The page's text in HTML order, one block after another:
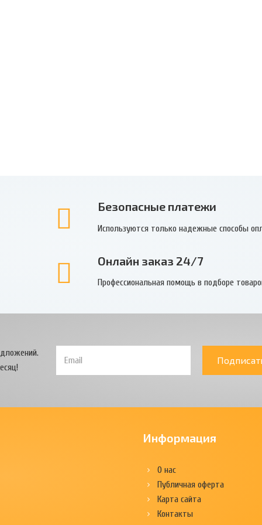
Безопасные платежи
Используются только надежные способы
Онлайн заказ 24/7
Профессиональная помощь в подборе
Информация
О нас
Публичная оферта
Карта сайта
Контакты